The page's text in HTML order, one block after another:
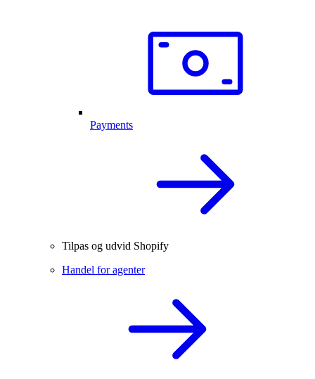
Payments
Tilpas og udvid Shopify
Handel for agenter